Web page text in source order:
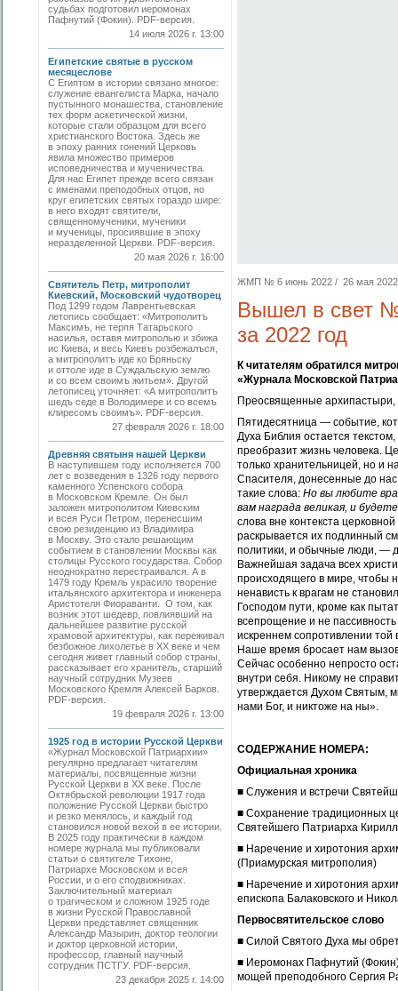
судьбах подготовил иеромонах
Пафнутий (Фокин). PDF-версия.
14 июля 2026 г. 13:00
Египетские святые в русском
месяцеслове
С Египтом в истории связано многое:
служение евангелиста Марка, начало
пустынного монашества, становление
тех форм аскетической жизни,
которые стали образцом для всего
христианского Востока. Здесь же
в эпоху ранних гонений Церковь
явила множество примеров
исповедничества и мученичества.
Для нас Египет прежде всего связан
с именами преподобных отцов, но
круг египетских святых гораздо шире:
в него входят святители,
священномученики, мученики
и мученицы, просиявшие в эпоху
неразделенной Церкви. PDF-версия.
20 мая 2026 г. 16:00
Святитель Петр, митрополит
Киевский, Московский чудотворец
Под 1299 годом Лаврентьевская
летопись сообщает: «Митрополитъ
Максимъ, не терпя Татарьского
насилья, оставя митрополью и збижа
ис Киева, и весь Киевъ розбежалъся,
а митрополитъ иде ко Бряньску
и оттоле иде в Суждальскую землю
и со всем своимъ житьем». Другой
летописец уточняет: «А митрополитъ
шедъ седе в Володимере и со всемъ
клиресомъ своимъ». PDF-версия.
27 февраля 2026 г. 18:00
Древняя святыня нашей Церкви
В наступившем году исполняется 700
лет с возведения в 1326 году первого
каменного Успенского собора
в Московском Кремле. Он был
заложен митрополитом Киевским
и всея Руси Петром, перенесшим
свою резиденцию из Владимира
в Москву. Это стало решающим
событием в становлении Москвы как
столицы Русского государства. Собор
неоднократно перестраивался. А в
1479 году Кремль украсило творение
итальянского архитектора и инженера
Аристотеля Фиораванти. О том, как
возник этот шедевр, повлиявший на
дальнейшее развитие русской
храмовой архитектуры, как переживал
безбожное лихолетье в ХХ веке и чем
сегодня живет главный собор страны,
рассказывает его хранитель, старший
научный сотрудник Музеев
Московского Кремля Алексей Барков.
PDF-версия.
19 февраля 2026 г. 13:00
1925 год в истории Русской Церкви
«Журнал Московской Патриархии»
регулярно предлагает читателям
материалы, посвященные жизни
Русской Церкви в ХХ веке. После
Октябрьской революции 1917 года
положение Русской Церкви быстро
и резко менялось, и каждый год
становился новой вехой в ее истории.
В 2025 году практически в каждом
номере журнала мы публиковали
статьи о святителе Тихоне,
Патриархе Московском и всея
России, и о его сподвижниках.
Заключительный материал
о трагическом и сложном 1925 годе
в жизни Русской Православной
Церкви представляет священник
Александр Мазырин, доктор теологии
и доктор церковной истории,
профессор, главный научный
сотрудник ПСТГУ. PDF-версия.
23 декабря 2025 г. 14:00
ЖМП № 6 июнь 2022 / 26 мая 2022
Вышел в свет
за 2022 год
К читателям обратился
«Журнала Московской
Преосвященные архипастыри,
Пятидесятница — событие,
Духа Библия остается
преобразит жизнь человека.
только хранительницей, но и
Спасителя, донесенные до нас
такие слова: Но вы любите
вам награда великая, и
слова вне контекста
раскрывается их подлинный
политики, и обычные люди, —
Важнейшая задача всех
происходящего в мире, чтобы
ненависть к врагам не
Господом пути, кроме как
всепрощение и не
искреннем сопротивлении той
Наше время бросает нам
Сейчас особенно непросто
внутри себя. Никому не
утверждается Духом Святым,
нами Бог, и никтоже на ны».
СОДЕРЖАНИЕ НОМЕРА:
Официальная хроника
■ Служения и встречи
■ Сохранение традиционных
Святейшего Патриарха
■ Наречение и хиротония
(Приамурская митрополия)
■ Наречение и хиротония
епископа Балаковского и
Первосвятительское слово
■ Силой Святого Духа мы
■ Иеромонах Пафнутий
мощей преподобного Сергия